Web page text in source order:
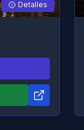
Detalles